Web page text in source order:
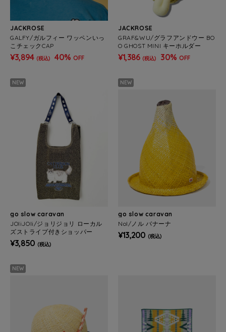
JACKROSE
GALFY/ガルフィー ワッペンいっ
こチェックCAP
¥3,894 (税込) 40% OFF
JACKROSE
GRAF&WU/グラフアンドウー BO
O GHOST MINI キーホルダー
¥1,386 (税込) 30% OFF
NEW
go slow caravan
JOliJOli/ジョリジョリ ローカル
ズストライプ付きショッパー
¥3,850 (税込)
NEW
go slow caravan
Nol/ノル バナーナ
¥13,200 (税込)
NEW